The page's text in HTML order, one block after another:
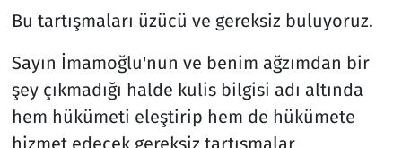
Bu tartışmaları üzücü ve gereksiz buluyoruz.
Sayın İmamoğlu'nun ve benim ağzımdan bir
şey çıkmadığı halde kulis bilgisi adı altında
hem hükümeti eleştirip hem de hükümete
hizmet edecek gereksiz tartışmalar